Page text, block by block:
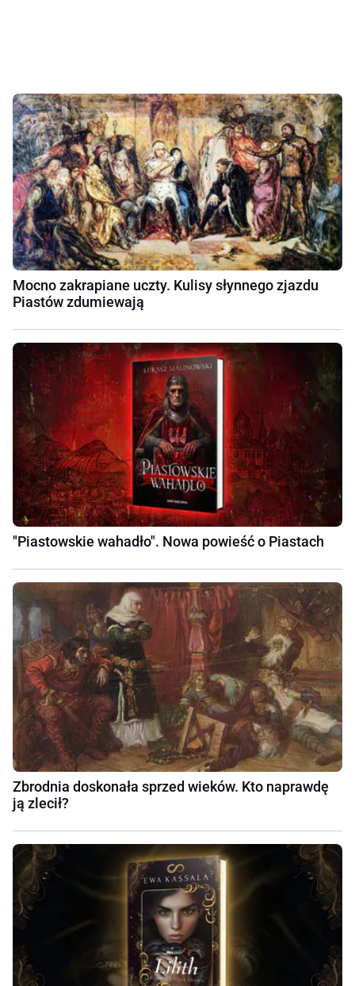
Mocno zakrapiane uczty. Kulisy słynnego zjazdu
Piastów zdumiewają
"Piastowskie wahadło". Nowa powieść o Piastach
Zbrodnia doskonała sprzed wieków. Kto naprawdę
ją zlecił?